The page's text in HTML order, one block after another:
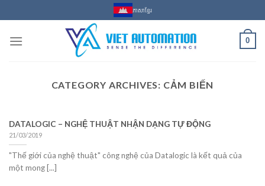
to
content
ភាសាខ្មែរ
0
CATEGORY ARCHIVES: CẢM BIẾN
DATALOGIC – NGHỆ THUẬT NHẬN DẠNG TỰ ĐỘNG
21/03/2019
"Thế giới của nghệ thuật" công nghệ của Datalogic là kết quả của
một mong [...]